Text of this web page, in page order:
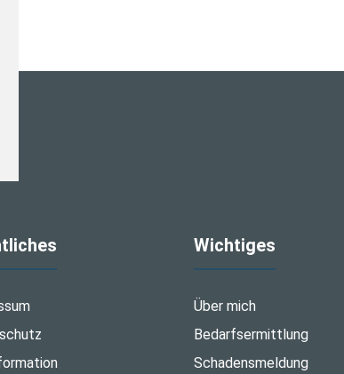
Wichtiges
Über mich
Bedarfsermittlung
Schadensmeldung